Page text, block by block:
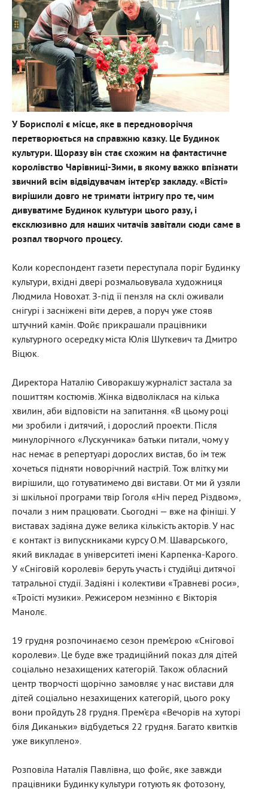
У Борисполі є місце, яке в передноворіччя
перетворюється на справжню казку. Це Будинок
культури. Щоразу він стає схожим на фантастичне
королівство Чарівниці-Зими, в якому важко впізнати
звичний всім відвідувачам інтер’єр закладу. «Вісті»
вирішили довго не тримати інтригу про те, чим
дивуватиме Будинок культури цього разу, і
ексклюзивно для наших читачів завітали сюди саме в
розпал творчого процесу.
Коли кореспондент газети переступала поріг Будинку
культури, вхідні двері розмальовувала художниця
Людмила Новохат. З-під її пензля на склі оживали
снігурі і засніжені віти дерев, а поруч уже стояв
штучний камін. Фойє прикрашали працівники
культурного осередку міста Юлія Шуткевич та Дмитро
Віцюк.
Директора Наталію Сиворакшу журналіст застала за
пошиттям костюмів. Жінка відволіклася на кілька
хвилин, аби відповісти на запитання. «В цьому році
ми зробили і дитячий, і дорослий проекти. Після
минулорічного «Лускунчика» батьки питали, чому у
нас немає в репертуарі дорослих вистав, бо їм теж
хочеться підняти новорічний настрій. Тож влітку ми
вирішили, що готуватимемо дві вистави. От ми й узяли
зі шкільної програми твір Гоголя «Ніч перед Різдвом»,
почали з ним працювати. Сьогодні — вже на фініші. У
виставах задіяна дуже велика кількість акторів. У нас
є контакт із випускниками курсу О.М. Шаварського,
який викладає в університеті імені Карпенка-Карого.
У «Сніговій королеві» беруть участь і студійці дитячої
татральної студії. Задіяні і колективи «Травневі роси»,
«Троїсті музики». Режисером незмінно є Вікторія
Манолє.
19 грудня розпочинаємо сезон прем’єрою «Снігової
королеви». Це буде вже традиційний показ для дітей
соціально незахищених категорій. Також обласний
центр творчості щорічно замовляє у нас вистави для
дітей соціально незахищених категорій, цього року
вони пройдуть 28 грудня. Прем’єра «Вечорів на хуторі
біля Диканьки» відбудеться 22 грудня. Багато квитків
уже викуплено».
Розповіла Наталія Павлівна, що фойє, яке завжди
працівники Будинку культури готують як фотозону,